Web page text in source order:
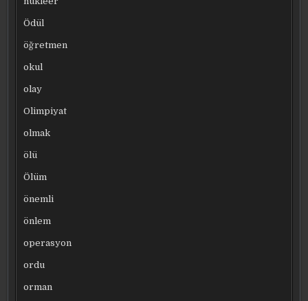
Ödül
öğretmen
okul
olay
Olimpiyat
olmak
ölü
Ölüm
önemli
önlem
operasyon
ordu
orman